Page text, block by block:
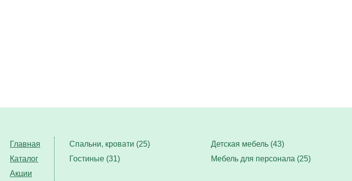
Главная
Каталог
Акции
Спальни, кровати (25) Детская мебель (43)
Гостиные (31)
Мебель для персонала (25)